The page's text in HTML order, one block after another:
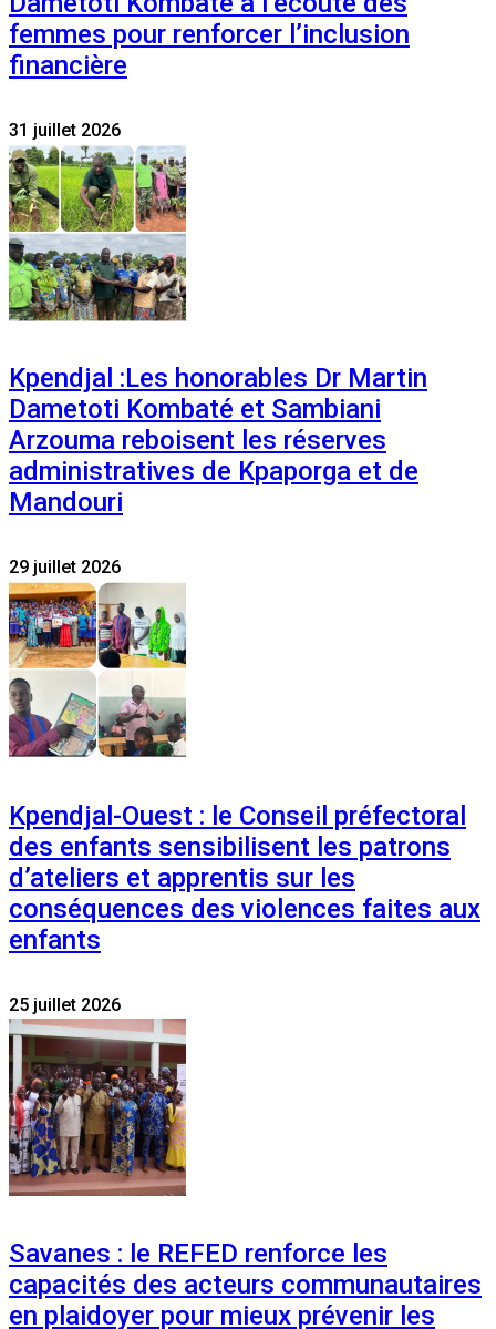
femmes pour renforcer l’inclusion
financière
31 juillet 2026
Kpendjal :Les honorables Dr Martin
Dametoti Kombaté et Sambiani
Arzouma reboisent les réserves
administratives de Kpaporga et de
Mandouri
29 juillet 2026
Kpendjal-Ouest : le Conseil préfectoral
des enfants sensibilisent les patrons
d’ateliers et apprentis sur les
conséquences des violences faites aux
enfants
25 juillet 2026
Savanes : le REFED renforce les
capacités des acteurs communautaires
en plaidoyer pour mieux prévenir les